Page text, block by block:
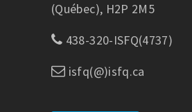
(Québec), H2P 2M5
438-320-ISFQ(4737)
isfq(@)isfq.ca